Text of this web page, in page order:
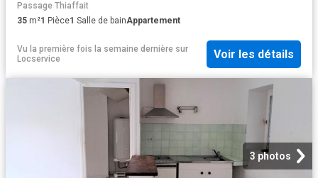
Passage Thiaffait
35 m²1 Pièce1 Salle de bainAppartement
Vu la première fois la semaine dernière sur
Locservice
Voir les détails
3 photos